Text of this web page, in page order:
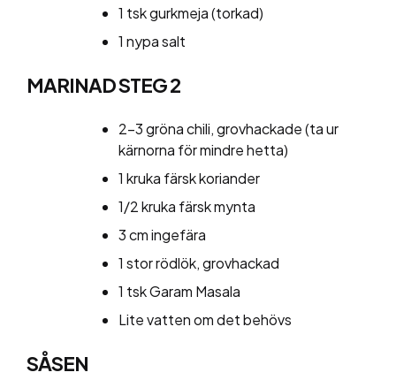
1 tsk gurkmeja (torkad)
1 nypa salt
MARINAD STEG 2
2-3 gröna chili, grovhackade (ta ur
kärnorna för mindre hetta)
1 kruka färsk koriander
1/2 kruka färsk mynta
3 cm ingefära
1 stor rödlök, grovhackad
1 tsk Garam Masala
Lite vatten om det behövs
SÅSEN